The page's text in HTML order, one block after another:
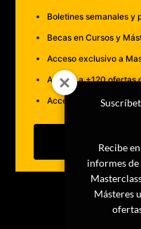
Boletines semanales y
Becas en Cursos y
Acceso exclusivo a
Acceso a +120 ofertas
Acceso a LISA
Recibe
informes de
Másteres